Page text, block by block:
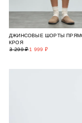
ДЖИНСОВЫЕ ШОРТЫ
КРОЯ
1 999 ₽
3 299 ₽